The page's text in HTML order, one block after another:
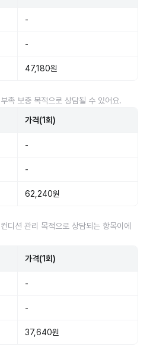
-
-
47,180원
족 보충 목적으로 상담될 수 있어요.
가격(1회)
-
-
62,240원
디션 관리 목적으로 상담되는 항목이에
가격(1회)
-
-
37,640원